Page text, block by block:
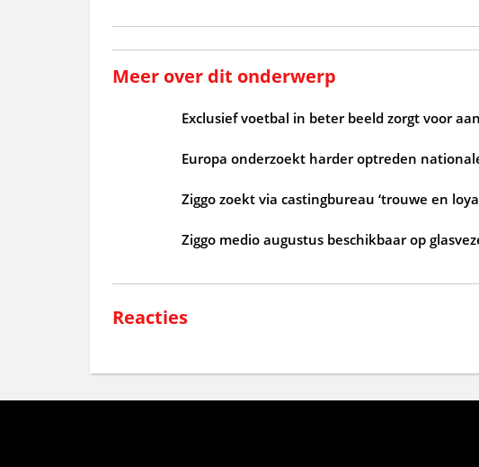
Meer over dit onderwerp
Exclusief voetbal in beter beeld zorgt voor
Europa onderzoekt harder optreden
Ziggo zoekt via castingbureau ‘trouwe en
Ziggo medio augustus beschikbaar op
Reacties